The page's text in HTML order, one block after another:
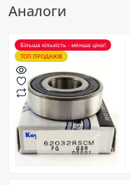
Аналоги
Більша кількість - менша ціна!
ТОП ПРОДАЖІВ